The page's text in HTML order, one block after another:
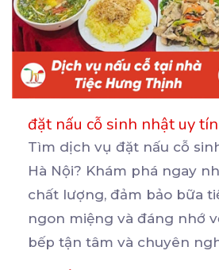
đặt nấu cỗ sinh nhật uy
Tìm dịch vụ đặt nấu cỗ
Hà Nội? Khám phá ngay
chất lượng, đảm bảo bữa
ngon miệng và đáng nhớ
bếp tận tâm và chuyên